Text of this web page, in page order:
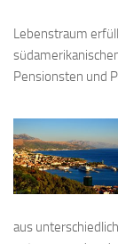
Lebenstraum
Pensionsten und
aus